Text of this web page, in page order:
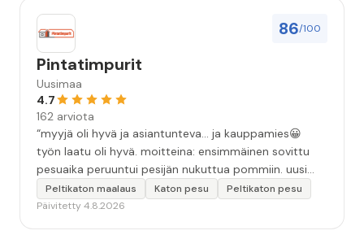
86/100
Pintatimpurit
Uusimaa
4.7
162 arviota
“myyjä oli hyvä ja asiantunteva... ja kauppamies😀
työn laatu oli hyvä. moitteina: ensimmäinen sovittu
pesuaika peruuntui pesijän nukuttua pommiin. uusi
aika piti ja työn jälki oikein hyvää ja osaavaa. toinen
murhe tuli koska olimme matkoilla ja jossain
Peltikaton maalaus Katon pesu
Peltikaton pesu
Päivitetty 4.8.2026